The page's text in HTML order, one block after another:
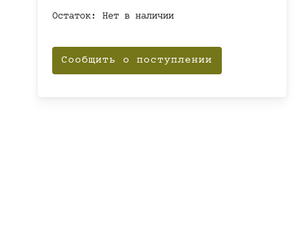
Остаток: Нет в наличии
Сообщить о поступлении